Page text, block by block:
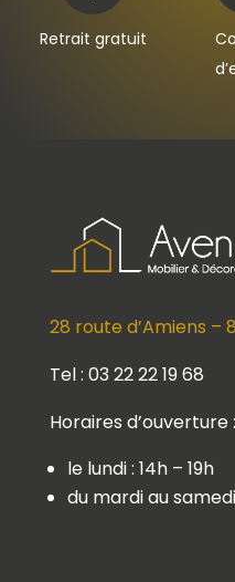
Retrait gratuit
28 route d’Amiens –
Tel : 03 22 22 19 68
Horaires d’ouverture :
le lundi : 14h – 19h
du mardi au samedi